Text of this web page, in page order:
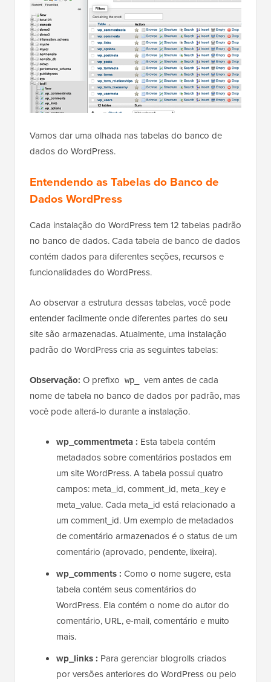
Vamos dar uma olhada nas tabelas do banco de
dados do WordPress.
Entendendo as Tabelas do Banco de
Dados WordPress
Cada instalação do WordPress tem 12 tabelas padrão
no banco de dados. Cada tabela de banco de dados
contém dados para diferentes seções, recursos e
funcionalidades do WordPress.
Ao observar a estrutura dessas tabelas, você pode
entender facilmente onde diferentes partes do seu
site são armazenadas. Atualmente, uma instalação
padrão do WordPress cria as seguintes tabelas:
Observação: O prefixo wp_
vem antes de cada
nome de tabela no banco de dados por padrão, mas
você pode alterá-lo durante a instalação.
wp_commentmeta : Esta tabela contém
metadados sobre comentários postados em
um site WordPress. A tabela possui quatro
campos: meta_id, comment_id, meta_key e
meta_value. Cada meta_id está relacionado a
um comment_id. Um exemplo de metadados
de comentário armazenados é o status de um
comentário (aprovado, pendente, lixeira).
wp_comments : Como o nome sugere, esta
tabela contém seus comentários do
WordPress. Ela contém o nome do autor do
comentário, URL, e-mail, comentário e muito
mais.
wp_links : Para gerenciar blogrolls criados
por versões anteriores do WordPress ou pelo